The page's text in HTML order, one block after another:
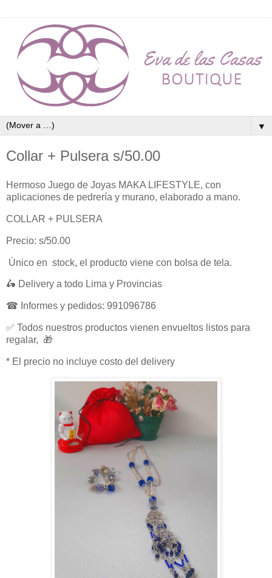
▼
Collar + Pulsera s/50.00
Hermoso Juego de Joyas MAKA LIFESTYLE, con
aplicaciones de pedrería y murano, elaborado a mano.
COLLAR + PULSERA
Precio: s/50.00
Único en stock, el producto viene con bolsa de tela.
🛵 Delivery a todo Lima y Provincias
☎ Informes y pedidos: 991096786
✅ Todos nuestros productos vienen envueltos listos para
regalar, 🎁
* El precio no incluye costo del delivery